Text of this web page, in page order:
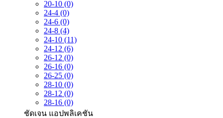
20-10 (0)
24-4 (0)
24-6 (0)
24-8 (4)
24-10 (11)
24-12 (6)
26-12 (0)
26-16 (0)
26-25 (0)
28-10 (0)
28-12 (0)
28-16 (0)
ชัดเจน แอปพลิเคชัน